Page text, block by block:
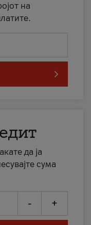
на
да ја
сума
- +